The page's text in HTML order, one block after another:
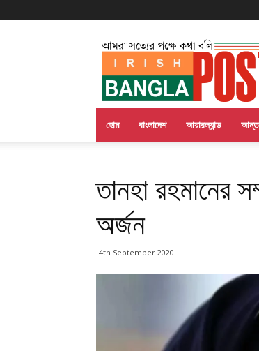
Irish
Bangla
Post
হোম বাংলাদেশ আয়ারল্যান্ড
তানহা রহমানের
অর্জন
4th September 2020